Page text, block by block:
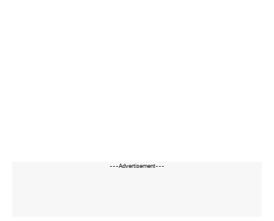
---Advertisement---